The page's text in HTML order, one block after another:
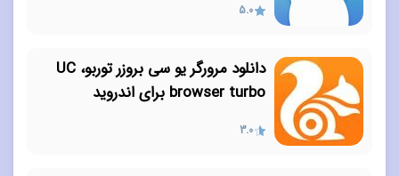
5.0
دانلود مرورگر یو سی بروزر توربو، UC
browser turbo برای اندروید
3.0